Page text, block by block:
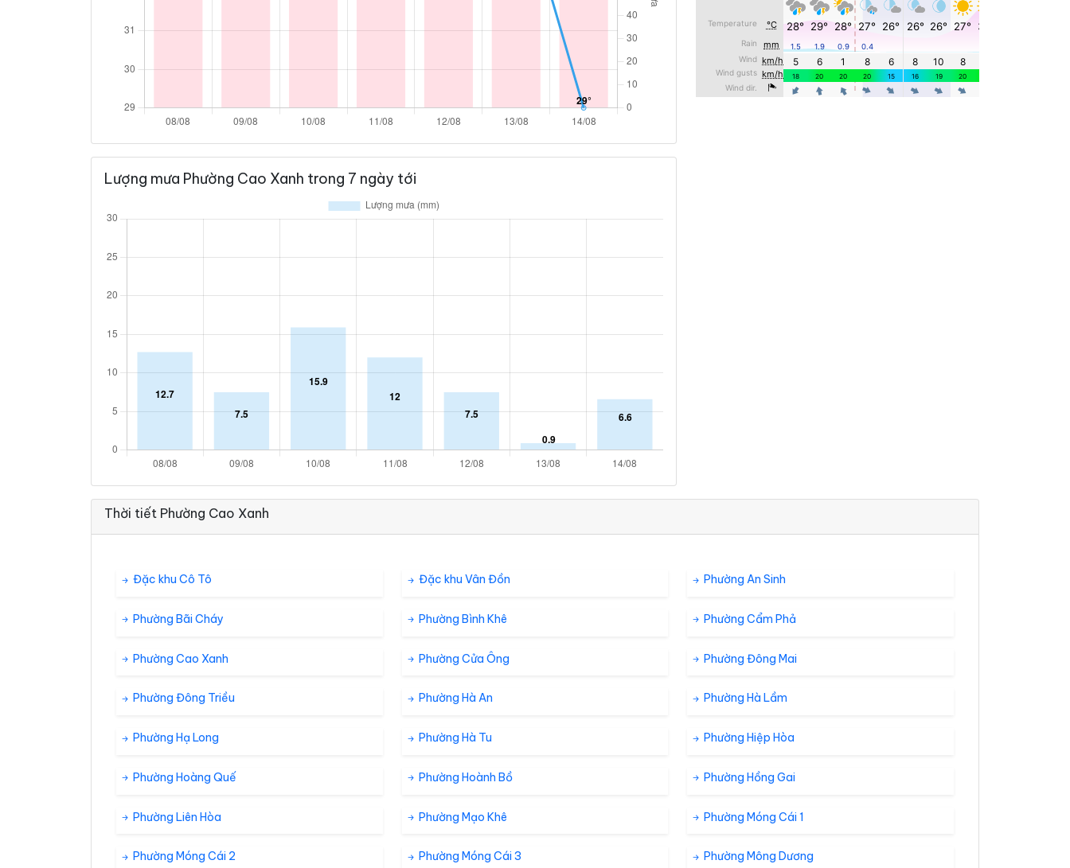
Lượng mưa Phường Cao Xanh trong 7 ngày tới
Thời tiết Phường Cao Xanh
Đặc khu Cô Tô Đặc khu Vân Đồn Phường An Sinh
Phường Bãi Cháy Phường Bình Khê Phường Cẩm Phả
Phường Cao Xanh Phường Cửa Ông Phường Đông Mai
Phường Đông Triều Phường Hà An Phường Hà Lầm
Phường Hạ Long Phường Hà Tu Phường Hiệp Hòa
Phường Hoàng Quế Phường Hoành Bồ Phường Hồng Gai
Phường Liên Hòa Phường Mạo Khê Phường Móng Cái 1
Phường Móng Cái 2 Phường Móng Cái 3 Phường Mông Dương